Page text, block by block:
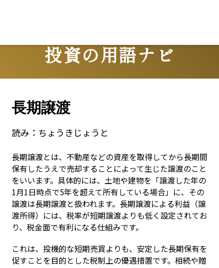
投資の用語ナビ
Terms
長期譲渡
読み： ちょうきじょうと
長期譲渡とは、不動産などの資産を取得してから長期間
保有したうえで売却することによって生じた譲渡のこと
をいいます。具体的には、土地や建物を「譲渡した年の
1月1日時点で5年を超えて所有している場合」に、その
譲渡は長期譲渡と扱われます。長期譲渡による利益（譲
渡所得）には、税率が短期譲渡よりも低く設定されてお
り、税金面で有利になる仕組みです。
これは、投機的な短期売買よりも、安定した長期保有を
促すことを目的とした税制上の優遇措置です。相続や贈